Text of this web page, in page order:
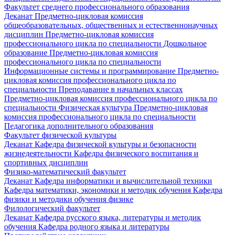
Факультет среднего профессионального образования
Деканат Предметно-цикловая комиссия
общеобразовательных, общественных и естественнонаучных
дисциплин Предметно-цикловая комиссия
профессионального цикла по специальности Дошкольное
образование Предметно-цикловая комиссия
профессионального цикла по специальности
Информационные системы и программирование Предметно-
цикловая комиссия профессионального цикла по
специальности Преподавание в начальных классах
Предметно-цикловая комиссия профессионального цикла по
специальности Физическая культура Предметно-цикловая
комиссия профессионального цикла по специальности
Педагогика дополнительного образования
Факультет физической культуры
Деканат Кафедра физической культуры и безопасности
жизнедеятельности Кафедра физического воспитания и
спортивных дисциплин
Физико-математический факультет
Деканат Кафедра информатики и вычислительной техники
Кафедра математики, экономики и методик обучения Кафедра
физики и методики обучения физике
Филологический факультет
Деканат Кафедра русского языка, литературы и методик
обучения Кафедра родного языка и литературы